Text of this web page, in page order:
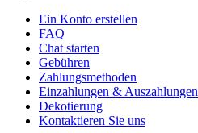
Ein Konto erstellen
FAQ
Chat starten
Gebühren
Zahlungsmethoden
Einzahlungen & Auszahlungen
Dekotierung
Kontaktieren Sie uns